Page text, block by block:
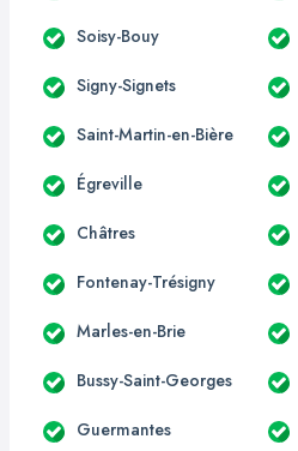
Soisy-Bouy
Signy-Signets
Saint-Martin-en-Bière
Égreville
Châtres
Fontenay-Trésigny
Marles-en-Brie
Bussy-Saint-Georges
Guermantes